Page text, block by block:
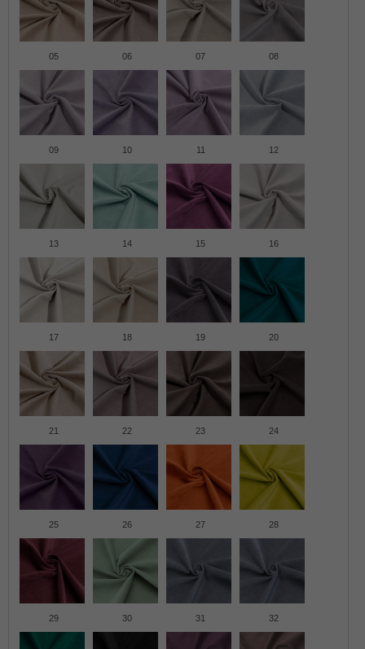
05 06 07 08
09 10 11 12
13 14 15 16
17 18 19 20
21 22 23 24
25 26 27 28
29 30 31 32